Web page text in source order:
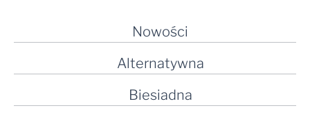
Nowości
Alternatywna
Biesiadna